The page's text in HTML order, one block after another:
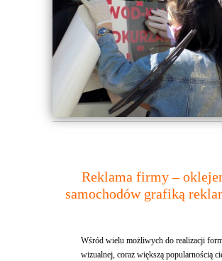
Reklama firmy –
samochodów grafiką
Wśród wielu możliwych do realizacji
wizualnej, coraz większą popularnością